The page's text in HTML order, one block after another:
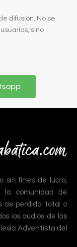
difusión. No se
sino
sin fines de lucro,
la comunidad de
de pérdida total o
los audios de las
Adventista del